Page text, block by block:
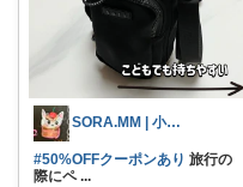
SORA.MM | 小学生姉妹ママ👭
#50%OFFクーポンあり 旅行の
際にペ ...